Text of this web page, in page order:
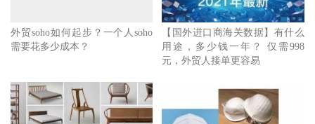
外贸soho如何起步？一个人soho
需要花多少成本？
【国外进口商海关数据】有什么
用途，多少钱一年？ 仅需998
元，外贸人接单更容易